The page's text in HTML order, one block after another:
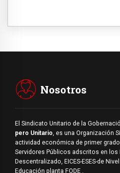
Nosotros
El Sindicato Unitario de la
pero Unitario, es una Organización
actividad económica de primer
Servidores Públicos adscritos en los
Descentralizado, EICES-ESES-de
Educación planta FODE .